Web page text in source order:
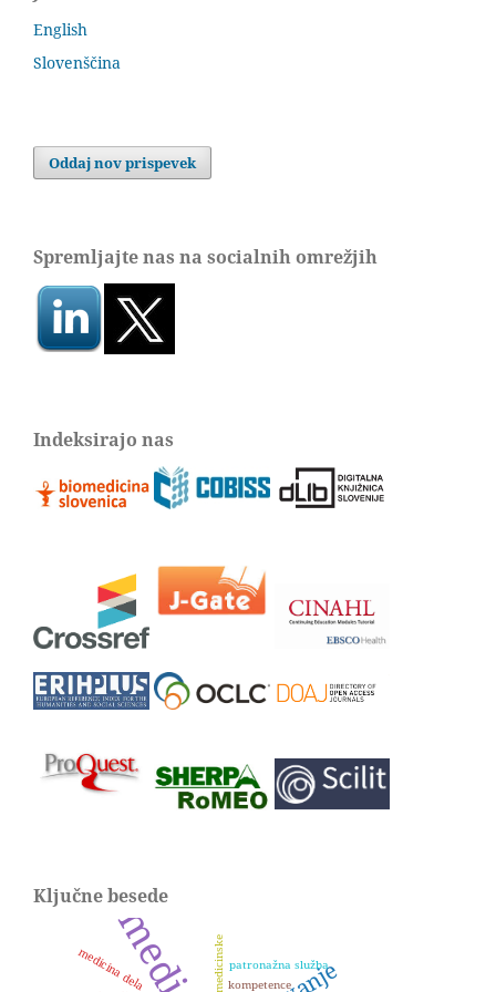
English
Slovenščina
Oddaj nov prispevek
Spremljajte nas na socialnih omrežjih
Indeksirajo nas
Ključne besede
kompetence
medicina dela patronažna služba